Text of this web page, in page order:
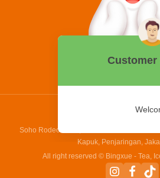
0858
Soho Rodeo Drive, No. 5 - 6 Jl.
Kapuk, Penjaringan,
All right reserved © Bingxue - Tea,